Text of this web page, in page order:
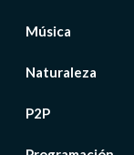
Música
Naturaleza
P2P